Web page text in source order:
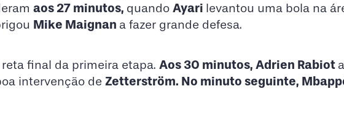
aos 27 minutos, quando Ayari levantou uma bola na
Mike Maignan a fazer grande defesa.
final da primeira etapa. Aos 30 minutos, Adrien Rabiot
intervenção de Zetterström. No minuto seguinte,